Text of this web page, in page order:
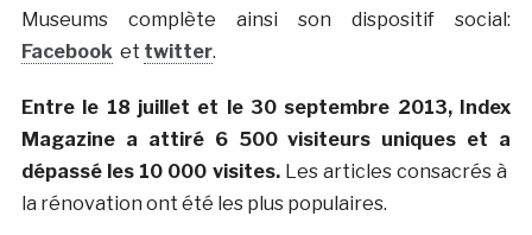
Museums complète ainsi son dispositif social:
Facebook et twitter.
Entre le 18 juillet et le 30 septembre 2013, Index
Magazine a attiré 6 500 visiteurs uniques et a
dépassé les 10 000 visites.Les articles consacrés à
la rénovation ont été les plus populaires.